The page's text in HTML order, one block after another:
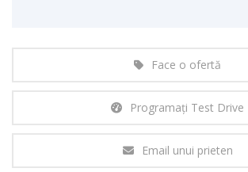
Face o ofertă
Programați Test Drive
Email unui prieten